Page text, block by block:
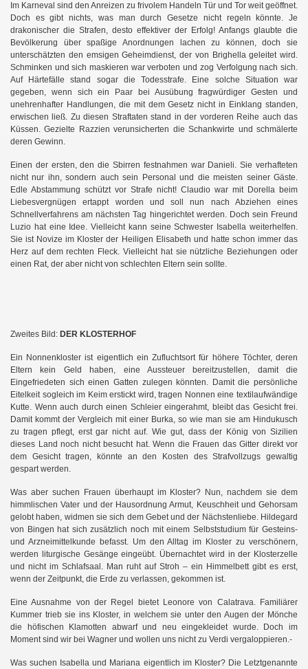
Im Karneval sind den Anreizen zu frivolem Handeln Tür und Tor weit geöffnet.
Doch es gibt nichts, was man durch Gesetze nicht regeln könnte. Je
drakonischer die Strafen, desto effektiver der Erfolg! Anfangs glaubte die
Bevölkerung über spaßige Anordnungen lachen zu können, doch sie
unterschätzten den emsigen Geheimdienst, der von Brighella geleitet wird.
Schminken und sich maskieren war verboten und zog Verfolgung nach sich.
Auf Härtefälle stand sogar die Todesstrafe. Eine solche Situation war
gegeben, wenn sich ein Paar bei Ausübung fragwürdiger Gesten und
unehrenhafter Handlungen, die mit dem Gesetz nicht in Einklang standen,
erwischen ließ. Zu diesen Straftaten stand in der vorderen Reihe auch das
Küssen. Gezielte Razzien verunsicherten die Schankwirte und schmälerte
deren Gewinn.
Einen der ersten, den die Sbirren festnahmen war Danieli. Sie verhafteten
nicht nur ihn, sondern auch sein Personal und die meisten seiner Gäste.
Edle Abstammung schützt vor Strafe nicht! Claudio war mit Dorella beim
Liebesvergnügen ertappt worden und soll nun nach Abziehen eines
Schnellverfahrens am nächsten Tag hingerichtet werden. Doch sein Freund
Luzio hat eine Idee. Vielleicht kann seine Schwester Isabella weiterhelfen.
Sie ist Novize im Kloster der Heiligen Elisabeth und hatte schon immer das
Herz auf dem rechten Fleck. Vielleicht hat sie nützliche Beziehungen oder
einen Rat, der aber nicht von schlechten Eltern sein sollte.
Zweites Bild: DER KLOSTERHOF
Ein Nonnenkloster ist eigentlich ein Zufluchtsort für höhere Töchter, deren
Eltern kein Geld haben, eine Aussteuer bereitzustellen, damit die
Eingefriedeten sich einen Gatten zulegen könnten. Damit die persönliche
Eitelkeit sogleich im Keim erstickt wird, tragen Nonnen eine textilaufwändige
Kutte. Wenn auch durch einen Schleier eingerahmt, bleibt das Gesicht frei.
Damit kommt der Vergleich mit einer Burka, so wie man sie am Hindukusch
zu tragen pflegt, erst gar nicht auf. Wie gut, dass der König von Sizilien
dieses Land noch nicht besucht hat. Wenn die Frauen das Gitter direkt vor
dem Gesicht tragen, könnte an den Kosten des Strafvollzugs gewaltig
gespart werden.
Was aber suchen Frauen überhaupt im Kloster? Nun, nachdem sie dem
himmlischen Vater und der Hausordnung Armut, Keuschheit und Gehorsam
gelobt haben, widmen sie sich dem Gebet und der Nächstenliebe. Hildegard
von Bingen hat sich zusätzlich noch mit einem Selbststudium für Gesteins-
und Arzneimittelkunde befasst. Um den Alltag im Kloster zu verschönern,
werden liturgische Gesänge eingeübt. Übernachtet wird in der Klosterzelle
und nicht im Schlafsaal. Man ruht auf Stroh – ein Himmelbett gibt es erst,
wenn der Zeitpunkt, die Erde zu verlassen, gekommen ist.
Eine Ausnahme von der Regel bietet Leonore von Calatrava. Familiärer
Kummer trieb sie ins Kloster, in welchem sie unter den Augen der Mönche
die höfischen Klamotten abwarf und neu eingekleidet wurde. Doch im
Moment sind wir bei Wagner und wollen uns nicht zu Verdi vergaloppieren.-
Was suchen Isabella und Mariana eigentlich im Kloster? Die Letztgenannte